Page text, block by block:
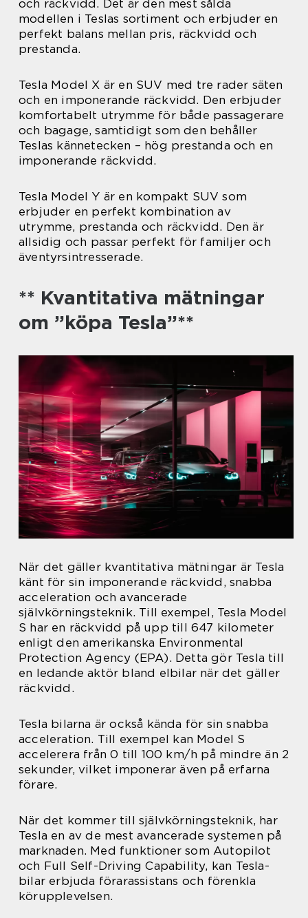
och räckvidd. Det är den mest sålda
modellen i Teslas sortiment och erbjuder en
perfekt balans mellan pris, räckvidd och
prestanda.
Tesla Model X är en SUV med tre rader säten
och en imponerande räckvidd. Den erbjuder
komfortabelt utrymme för både passagerare
och bagage, samtidigt som den behåller
Teslas kännetecken – hög prestanda och en
imponerande räckvidd.
Tesla Model Y är en kompakt SUV som
erbjuder en perfekt kombination av
utrymme, prestanda och räckvidd. Den är
allsidig och passar perfekt för familjer och
äventyrsintresserade.
** Kvantitativa mätningar
om ”köpa Tesla”**
När det gäller kvantitativa mätningar är Tesla
känt för sin imponerande räckvidd, snabba
acceleration och avancerade
självkörningsteknik. Till exempel, Tesla Model
S har en räckvidd på upp till 647 kilometer
enligt den amerikanska Environmental
Protection Agency (EPA). Detta gör Tesla till
en ledande aktör bland elbilar när det gäller
räckvidd.
Tesla bilarna är också kända för sin snabba
acceleration. Till exempel kan Model S
accelerera från 0 till 100 km/h på mindre än 2
sekunder, vilket imponerar även på erfarna
förare.
När det kommer till självkörningsteknik, har
Tesla en av de mest avancerade systemen på
marknaden. Med funktioner som Autopilot
och Full Self-Driving Capability, kan Tesla-
bilar erbjuda förarassistans och förenkla
körupplevelsen.